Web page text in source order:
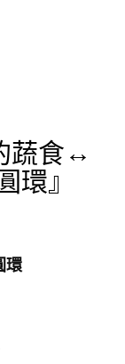
蔬食↔
環』
環